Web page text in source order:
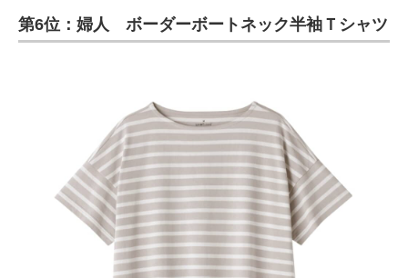
第6位：婦人 ボーダーボートネック半袖Ｔシャツ